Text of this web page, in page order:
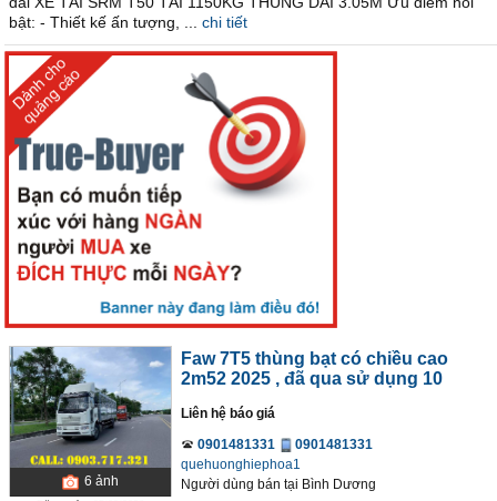
bật: - Thiết kế ấn tượng, ...
chi tiết
6 ảnh
Faw 7T5 thùng bạt có chiều cao
2m52 2025 , đã qua sử dụng 10
Liên hệ báo giá
0901481331
0901481331
quehuonghiephoa1
Người dùng bán tại Bình Dương